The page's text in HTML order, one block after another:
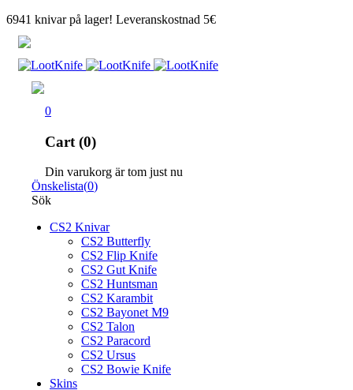
6941 knivar på lager! Leveranskostnad 5€
0
Cart (0)
Din varukorg är tom just nu
Önskelista(0)
Sök
CS2 Knivar
CS2 Butterfly
CS2 Flip Knife
CS2 Gut Knife
CS2 Huntsman
CS2 Karambit
CS2 Bayonet M9
CS2 Talon
CS2 Paracord
CS2 Ursus
CS2 Bowie Knife
Skins